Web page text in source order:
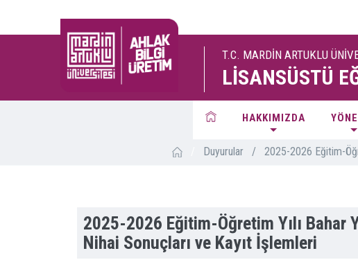
T.C. MARDİN ARTUKLU
LİSANSÜSTÜ
HAKKIMIZDA
Duyurular / 2025-2026 Eğitim-
2025-2026 Eğitim-Öğretim Yılı Bahar
Nihai Sonuçları ve Kayıt İşlemleri